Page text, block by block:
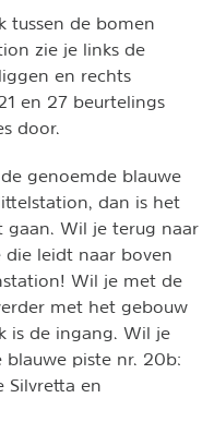
tussen de bomen
zie je links de
en rechts
en 27 beurtelings
door.
genoemde blauwe
dan is het
gaan. Wil je terug naar
leidt naar boven
Wil je met de
met het gebouw
is de ingang. Wil je
piste nr. 20b:
Silvretta en